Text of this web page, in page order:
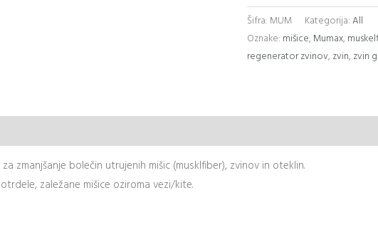
Šifra: MUM Kategorija:All
Oznake: mišice, Mumax,
regenerator zvinov, zvin, zvin
zmanjšanje bolečin utrujenih mišic (musklfiber), zvinov in oteklin.
zaležane mišice oziroma vezi/kite.